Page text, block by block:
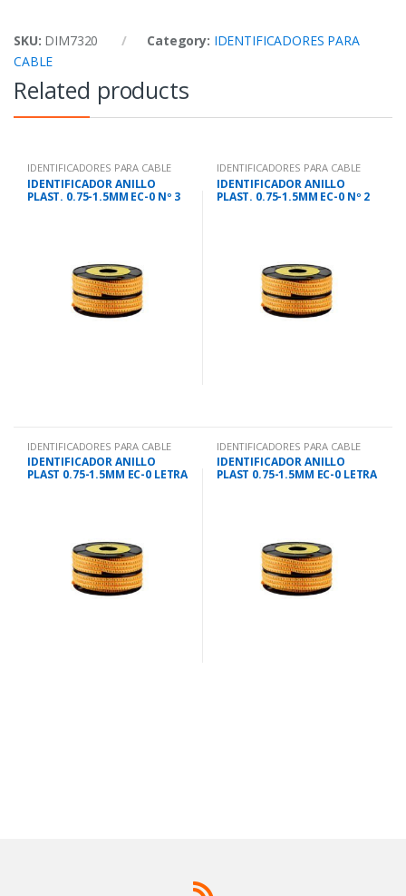
SKU: DIM7320 Category: IDENTIFICADORES PARA
CABLE
Related products
IDENTIFICADORES PARA CABLE
IDENTIFICADOR ANILLO
PLAST. 0.75-1.5MM EC-0 Nº 3
IDENTIFICADORES PARA CABLE
IDENTIFICADOR ANILLO
PLAST. 0.75-1.5MM EC-0 Nº 2
IDENTIFICADORES PARA CABLE
IDENTIFICADOR ANILLO
PLAST 0.75-1.5MM EC-0 LETRA
IDENTIFICADORES PARA CABLE
IDENTIFICADOR ANILLO
PLAST 0.75-1.5MM EC-0 LETRA